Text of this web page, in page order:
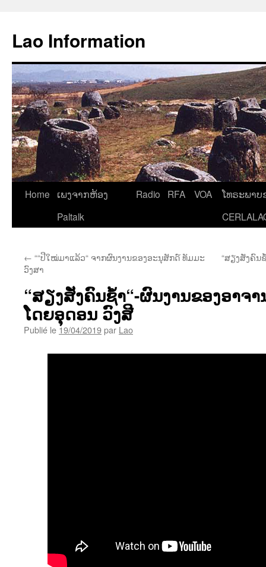
contenu
Lao Information
Home
ເພງຈາກຫ້ອງ
Paltalk
Radio RFA VOA
ໂທຣະພາບ
← ““ປີໃໝ່ມາແລ້ວ“ ຈາກຜົນງານຂອງອະນຸສັກດ໌ ທັມມະ
ວົງສາ
“ສຽງສັ່ງຄົນ
“ສຽງສັ່ງຄົນຊໍ້າ“-ຜົນງານຂອງອາຈ
ໂດຍອຸດອນ ວົງສີ
Publié le 19/04/2019par Lao